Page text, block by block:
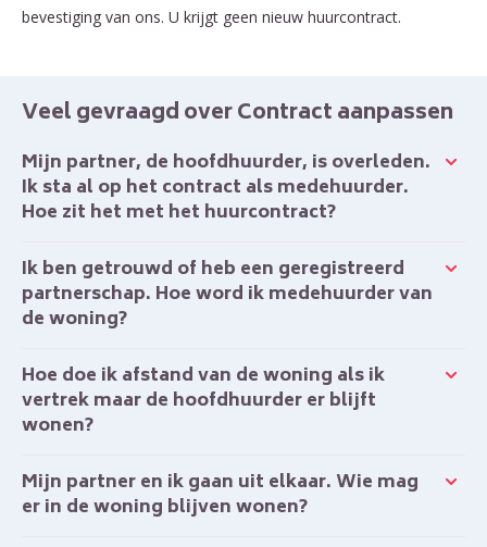
bevestiging van ons. U krijgt geen nieuw huurcontract.
Veel gevraagd over Contract aanpassen
Mijn partner, de hoofdhuurder, is overleden.
Ik sta al op het contract als medehuurder.
Hoe zit het met het huurcontract?
Ik ben getrouwd of heb een geregistreerd
partnerschap. Hoe word ik medehuurder van
de woning?
Hoe doe ik afstand van de woning als ik
vertrek maar de hoofdhuurder er blijft
wonen?
Mijn partner en ik gaan uit elkaar. Wie mag
er in de woning blijven wonen?